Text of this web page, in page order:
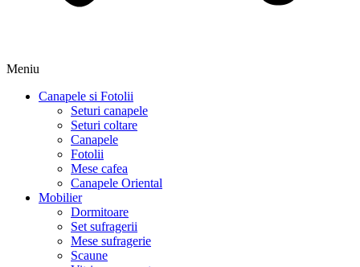
Meniu
Canapele si Fotolii
Seturi canapele
Seturi coltare
Canapele
Fotolii
Mese cafea
Canapele Oriental
Mobilier
Dormitoare
Set sufragerii
Mese sufragerie
Scaune